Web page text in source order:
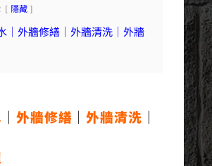
隱藏
｜外牆修繕｜外牆清洗｜外牆
外牆修繕 ｜外牆清洗